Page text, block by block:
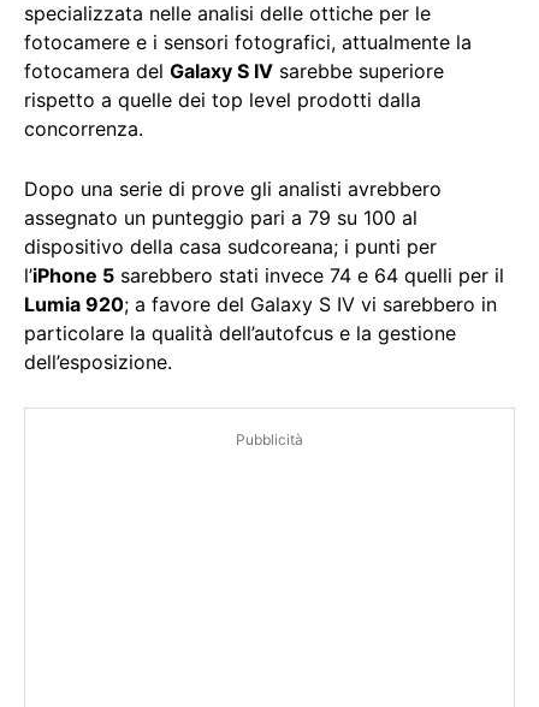
specializzata nelle analisi delle ottiche per le
fotocamere e i sensori fotografici, attualmente la
fotocamera del Galaxy S IV sarebbe superiore
rispetto a quelle dei top level prodotti dalla
concorrenza.
Dopo una serie di prove gli analisti avrebbero
assegnato un punteggio pari a 79 su 100 al
dispositivo della casa sudcoreana; i punti per
l’iPhone 5 sarebbero stati invece 74 e 64 quelli per il
Lumia 920; a favore del Galaxy S IV vi sarebbero in
particolare la qualità dell’autofcus e la gestione
dell’esposizione.
Pubblicità